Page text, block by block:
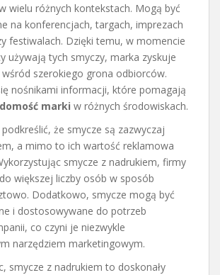
wielu różnych kontekstach. Mogą być
na konferencjach, targach, imprezach
festiwalach. Dzięki temu, w momencie
używają tych smyczy, marka zyskuje
szerokiego grona odbiorców.
nośnikami informacji, które pomagają
marki w różnych środowiskach.
że smycze są zazwyczaj
a mimo to ich wartość reklamowa
smycze z nadrukiem, firmy
większej liczby osób w sposób
Dodatkowo, smycze mogą być
i dostosowywane do potrzeb
co czyni je niezwykle
narzędziem marketingowym.
smycze z nadrukiem to doskonały